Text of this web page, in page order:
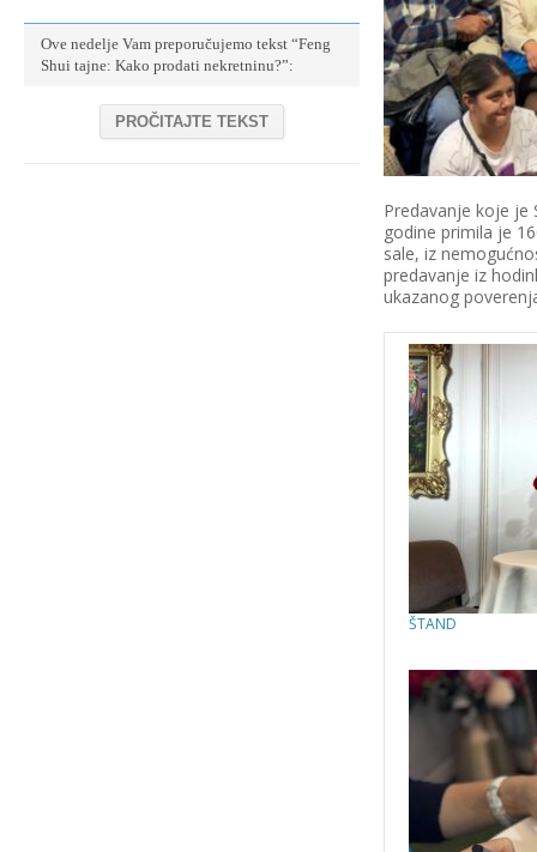
Predavanje koje je
godine primila je
sale, iz
predavanje iz
ukazanog
ŠTAND
Ove nedelje Vam preporučujemo tekst “Feng
Shui tajne: Kako prodati nekretninu?”:
PROČITAJTE TEKST